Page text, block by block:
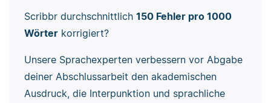
Scribbr durchschnittlich 150 Fehler pro 1000
Wörterkorrigiert?
Unsere Sprachexperten verbessern vor Abgabe
deiner Abschlussarbeit den akademischen
Ausdruck, die Interpunktion und sprachliche